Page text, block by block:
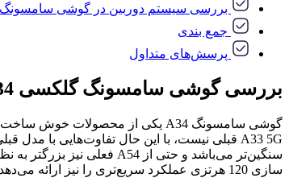
بررسی سیستم دوربین در گوشی سامسونگ A34
جمع بندی
پرسش‌های متداول
بررسی گوشی سامسونگ گلکسی A34
سازی 120 هرتزی عملکرد سریع‌تری را نیز ارائه می‌دهد؛